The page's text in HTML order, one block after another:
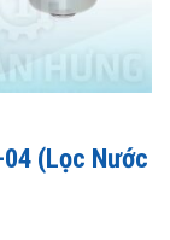
04 (Lọc Nước